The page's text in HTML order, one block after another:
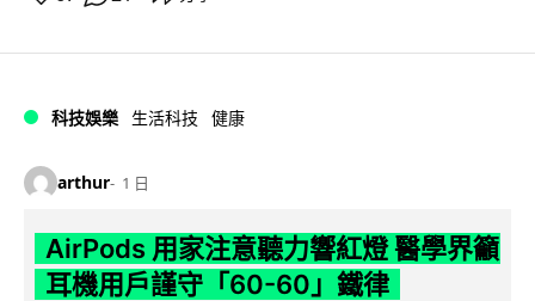
科技娛樂 生活科技 健康
arthur 1 日
AirPods 用家注意聽力響紅燈 醫學界籲
耳機用戶謹守「60-60」鐵律